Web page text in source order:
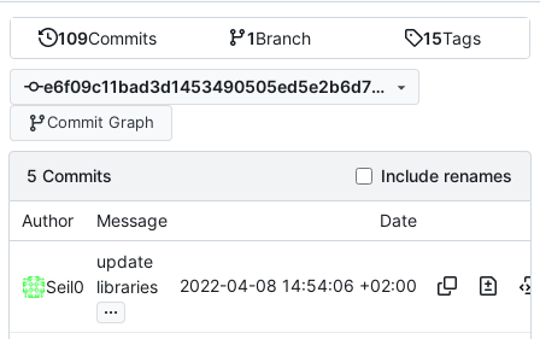
109Commits 1Branch 15Tags
e6f09c11bad3d1453490505ed5e2b6d77676f871
Commit Graph
5 Commits Include renames
Author Message Date
Seil0
update
libraries
...
2022-04-08 14:54:06 +02:00